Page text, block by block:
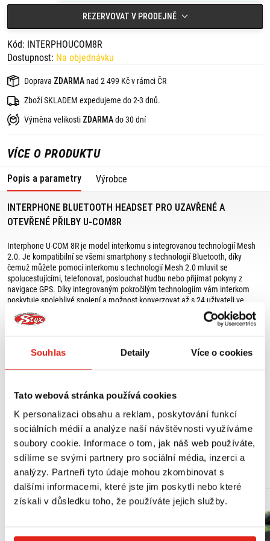
Souhlas Detaily Více o cookies
Tato webová stránka používá cookies
K personalizaci obsahu a reklam, poskytování funkcí
sociálních médií a analýze naší návštěvnosti využíváme
soubory cookie. Informace o tom, jak náš web používáte,
sdílíme se svými partnery pro sociální média, inzerci a
analýzy. Partneři tyto údaje mohou zkombinovat s
dalšími informacemi, které jste jim poskytli nebo které
získali v důsledku toho, že používáte jejich služby.
jednoduché intuitivní ovládání a je tak ideálním společníkem na
krátké jízdy i dlouhé cesty.
- konektivita pro komunikaci: Mesh 2.0,
- skupinová komunikace až 24 interkomů,
- výdrž baterie až 18 hodin,
- úplné nabití baterie za 2,5 hodiny,
- rozšířená kompatibilita se systémy TFT a GPS integrovanými do
přilby OEM (Bluetooth 5.0),
- integrované hlasové ovládání (Apple Assistant, Google Assistant),
- dosah interkomu až 1,6 km,
- rychlé interkomové spojení stiskem tlačítka,
- vícejazyčný hlasový asistent (podpora slovenštiny),
- vodotěsnost s krytím IP67,
- interkom lze nastavit na jednoduchý/rozšířený režim,
- interkom se může během používání nabíjet,
- možnost aktualizace firmware prostřednictvím PC/Mac,
- rozměry interkomu: 85 mm x 49 mm x 25 mm,
- hmotnost: 51 g
Obsah balení:
- 2 x interkomový klip,
- 2 x lepicí základna,
- 2 x 40 mm HD sluchátka (zvukový ekvalizér),
- 2 x mikrofon pro otevřené/sklápěcí přilby + mikrofon pro uzavřené
přilby,
- 2 x USB-C kabel na nabíjení a synchronizaci.
REZERVOVAT V PRODEJNĚ
Kód: INTERPHOUCOM8R
Dostupnost: Na objednávku
Doprava ZDARMA nad 2 499 Kč v rámci ČR
Zboží SKLADEM expedujeme do 2-3 dnů.
Výměna velikosti ZDARMAdo 30 dní
VÍCE O PRODUKTU
Popis a parametry Výrobce
INTERPHONE BLUETOOTH HEADSET PRO UZAVŘENÉ A
OTEVŘENÉ PŘILBY U-COM8R
Interphone U-COM 8R je model interkomu s integrovanou technologií Mesh
2.0. Je kompatibilní se všemi smartphony s technologií Bluetooth, díky
čemuž můžete pomocí interkomu s technologií Mesh 2.0 mluvit se
spolucestujícími, telefonovat, poslouchat hudbu nebo přijímat pokyny z
navigace GPS. Díky integrovaným pokročilým technologiím vám interkom
poskytuje spolehlivé spojení a možnost konverzovat až s 24 uživateli ve
skupině až do vzdálenosti 1,6 km. Vše pohodlně jedním kliknutím díky
jednoduchým ovládacím tlačítkům přímo na interkomu. Interkom U-COM 8R
provozu. Dokonalou zvukovou produkci zajišťují 40 mm HD reproduktory, při
dlouhé cesty.
SPECIFIKACE:
- konektivita pro komunikaci: Mesh 2.0,
- skupinová komunikace až 24 interkomů,
- výdrž baterie až 18 hodin,
- úplné nabití baterie za 2,5 hodiny,
- rozšířená kompatibilita se systémy TFT a GPS integrovanými do přilby OEM
(Bluetooth 5.0),
- integrované hlasové ovládání (Apple Assistant, Google Assistant),
- dosah interkomu až 1,6 km,
- vícejazyčný hlasový asistent (podpora slovenštiny),
- připojení k mobilnímu telefonu (aplikace UNITE),
Zobrazit více
MOHLO BY SE VÁM LÍBIT